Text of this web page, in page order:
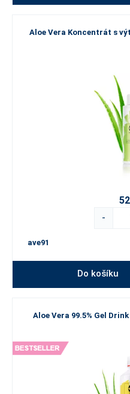
Aloe Vera Koncentrát s
-
ave91
Do košíku
Aloe Vera 99.5% Gel